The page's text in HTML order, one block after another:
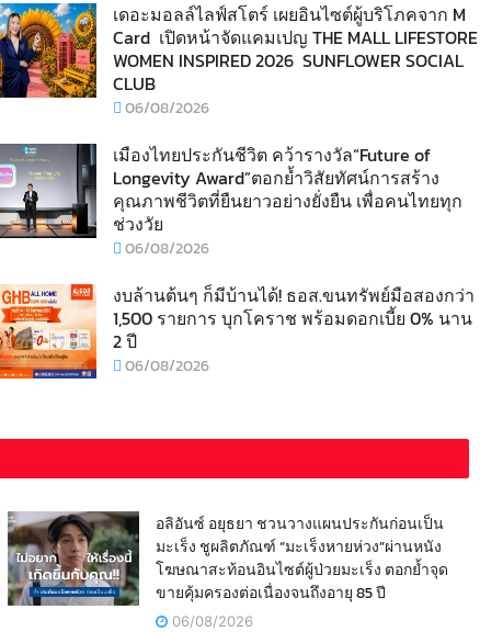
เดอะมอลล์ไลฟ์สโตร์ เผยอินไซต์ผู้บริโภคจาก M
Card เปิดหน้าจัดแคมเปญ THE MALL LIFESTORE
WOMEN INSPIRED 2026 SUNFLOWER SOCIAL
CLUB
06/08/2026
เมืองไทยประกันชีวิต คว้ารางวัล“Future of
Longevity Award”ตอกย้ำวิสัยทัศน์การสร้าง
คุณภาพชีวิตที่ยืนยาวอย่างยั่งยืน เพื่อคนไทยทุก
ช่วงวัย
06/08/2026
งบล้านต้นๆ ก็มีบ้านได้! ธอส.ขนทรัพย์มือสองกว่า
1,500 รายการ บุกโคราช พร้อมดอกเบี้ย 0% นาน
2 ปี
06/08/2026
อลิอันซ์ อยุธยา ชวนวางแผนประกันก่อนเป็น
มะเร็ง ชูผลิตภัณฑ์ “มะเร็งหายห่วง”ผ่านหนัง
โฆษณาสะท้อนอินไซต์ผู้ป่วยมะเร็ง ตอกย้ำจุด
ขายคุ้มครองต่อเนื่องจนถึงอายุ 85 ปี
06/08/2026